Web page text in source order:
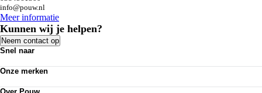
info@pouw.nl
Meer informatie
Kunnen wij je helpen?
Neem contact op
Snel naar
Bedrijfswagens
Acties
Onze merken